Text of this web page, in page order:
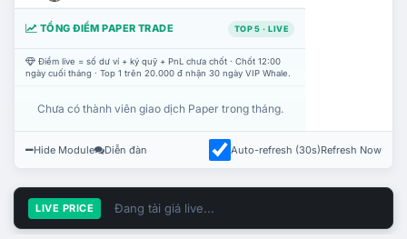
TỔNG ĐIỂM PAPER TRADE TOP 5 · LIVE
Điểm live = số dư ví + ký quỹ + PnL chưa chốt · Chốt 12:00
ngày cuối tháng · Top 1 trên 20.000 đ nhận 30 ngày VIP Whale.
Chưa có thành viên giao dịch Paper trong tháng.
Hide Module Diễn đàn Auto-refresh (30s)Refresh Now
LIVE PRICE Đang tải giá live...